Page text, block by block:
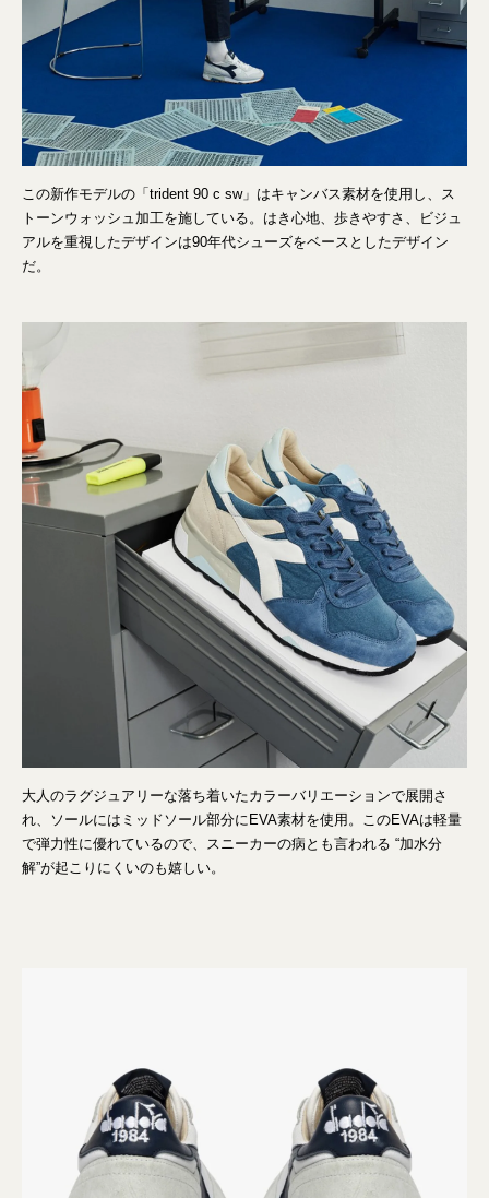
この新作モデルの「trident 90 c sw」はキャンバス素材を使用し、ス
トーンウォッシュ加工を施している。はき心地、歩きやすさ、ビジュ
アルを重視したデザインは90年代シューズをベースとしたデザイン
だ。
大人のラグジュアリーな落ち着いたカラーバリエーションで展開さ
れ、ソールにはミッドソール部分にEVA素材を使用。このEVAは軽量
で弾力性に優れているので、スニーカーの病とも言われる “加水分
解”が起こりにくいのも嬉しい。